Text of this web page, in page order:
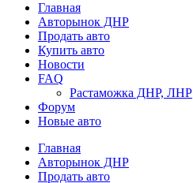
Главная
Авторынок ДНР
Продать авто
Купить авто
Новости
FAQ
Растаможка ДНР, ЛНР
Форум
Новые авто
Главная
Авторынок ДНР
Продать авто